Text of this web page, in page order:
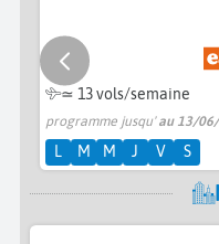
≃ 13 vols/semaine
programme jusqu'au 13/
L M M J V S